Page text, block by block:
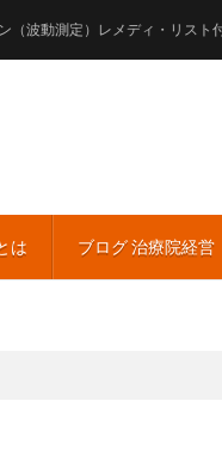
は ブログ 治療院経営
測定）レメディ・リスト付